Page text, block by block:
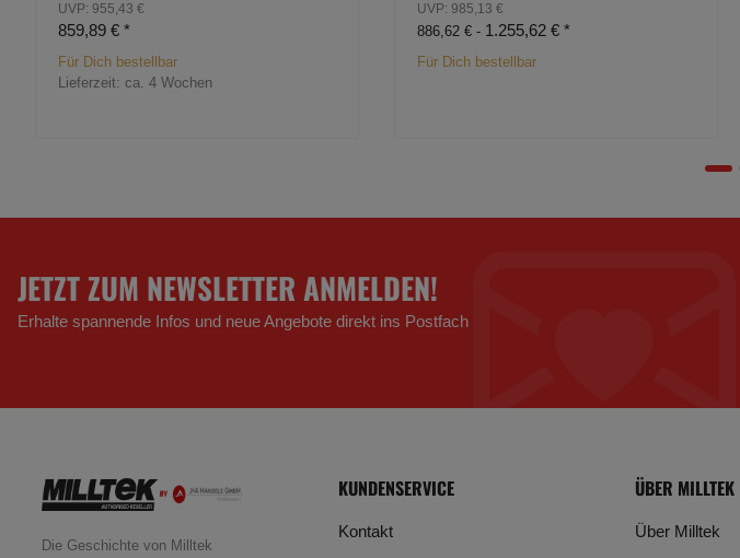
UVP: 955,43 €
859,89 € *
Für Dich bestellbar
Lieferzeit: ca. 4 Wochen
UVP: 985,13 €
886,62 € - 1.255,62 € *
Für Dich bestellbar
JETZT ZUM NEWSLETTER ANMELDEN!
Erhalte spannende Infos und neue Angebote direkt ins Postfach
Die Geschichte von Milltek
KUNDENSERVICE
Kontakt
ÜBER MILLTEK
Über Milltek